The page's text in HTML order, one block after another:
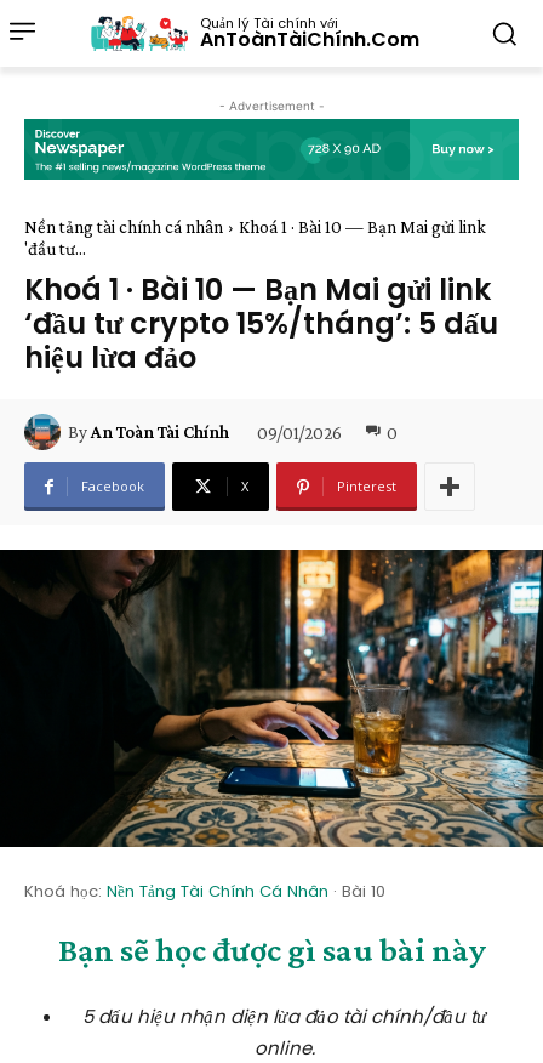
Quản lý Tài chính với
AnToànTàiChính.Com
- Advertisement -
Nền tảng tài chính cá nhân
Khoá 1 · Bài 10 — Bạn Mai gửi link
'đầu tư...
Khoá 1 · Bài 10 — Bạn Mai gửi link
‘đầu tư crypto 15%/tháng’: 5 dấu
hiệu lừa đảo
ByAn Toàn Tài Chính 09/01/2026 0
Facebook X Pinterest
Khoá học: Nền Tảng Tài Chính Cá Nhân · Bài 10
Bạn sẽ học được gì sau bài này
5 dấu hiệu nhận diện lừa đảo tài chính/đầu tư
online.